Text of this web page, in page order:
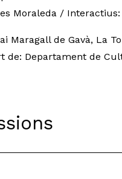
Moraleda /
Maragall de Gavà, La
de: Departament de